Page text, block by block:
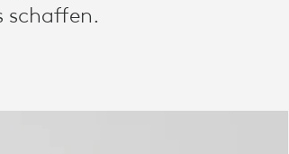
schaffen.